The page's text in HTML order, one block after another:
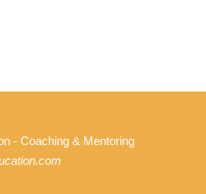
- Coaching & Mentoring